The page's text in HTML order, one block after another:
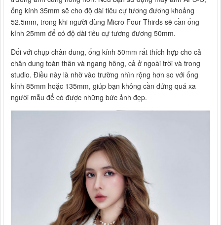
ống kính 35mm sẽ cho độ dài tiêu cự tương đương khoảng
52.5mm, trong khi người dùng Micro Four Thirds sẽ cần ống
kính 25mm để có độ dài tiêu cự tương đương 50mm.
Đối với chụp chân dung, ống kính 50mm rất thích hợp cho cả
chân dung toàn thân và ngang hông, cả ở ngoài trời và trong
studio. Điều này là nhờ vào trường nhìn rộng hơn so với ống
kính 85mm hoặc 135mm, giúp bạn không cần đứng quá xa
người mẫu để có được những bức ảnh đẹp.